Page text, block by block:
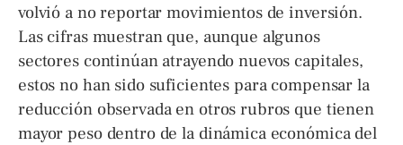
volvió a no reportar movimientos de inversión.
Las cifras muestran que, aunque algunos
sectores continúan atrayendo nuevos capitales,
estos no han sido suficientes para compensar la
reducción observada en otros rubros que tienen
mayor peso dentro de la dinámica económica del